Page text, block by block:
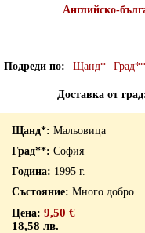
Английско-
Подреди по Щанд* Град**
Доставка от
Мальовица
София
1995 г.
Много добро
9,50 €
18,58 лв.